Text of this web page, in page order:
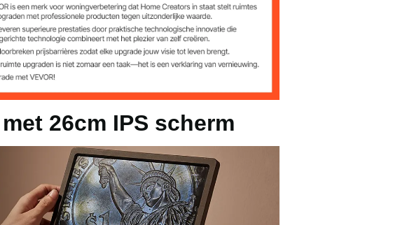
stekker + ingebouwde lithiumbatterij)
/ 30~85% RV
(-104°F tot +176°F)
0-50 mm (0-2,17 inch)
26cm IPS scherm